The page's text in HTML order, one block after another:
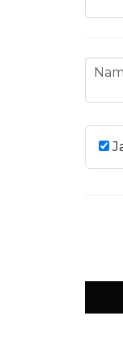
name